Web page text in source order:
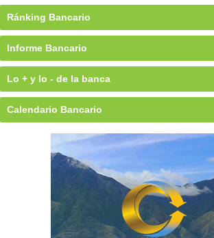
Ránking Bancario
Informe Bancario
Lo + y lo - de la banca
Calendario Bancario